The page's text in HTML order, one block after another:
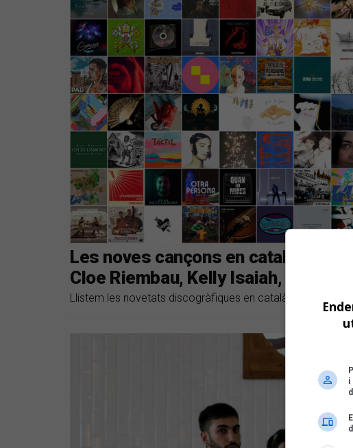
Les noves cançons en català són
Cloe Riembau, Kelly Isaiah,
Llistem les novetats discogràfiques en català de la setmana
i